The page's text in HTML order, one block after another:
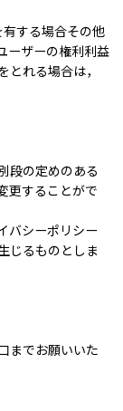
する場合その他
ーザーの権利利益
とれる場合は，
段の定めのある
更することがで
バシーポリシー
じるものとしま
までお願いいた